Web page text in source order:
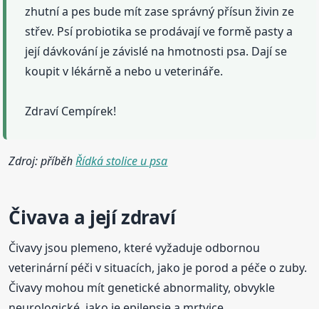
zhutní a pes bude mít zase správný přísun živin ze
střev. Psí probiotika se prodávají ve formě pasty a
její dávkování je závislé na hmotnosti psa. Dají se
koupit v lékárně a nebo u veterináře.
Zdraví Cempírek!
Zdroj: příběhŘídká stolice u psa
Čivava a její zdraví
Čivavy jsou plemeno, které vyžaduje odbornou
veterinární péči v situacích, jako je porod a péče o zuby.
Čivavy mohou mít genetické abnormality, obvykle